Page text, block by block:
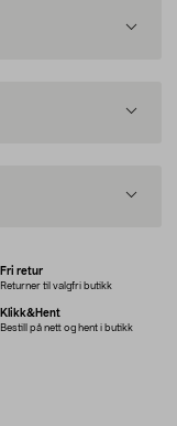
Fri retur
Returner til valgfri butikk
Klikk&Hent
Bestill på nett og hent i butikk